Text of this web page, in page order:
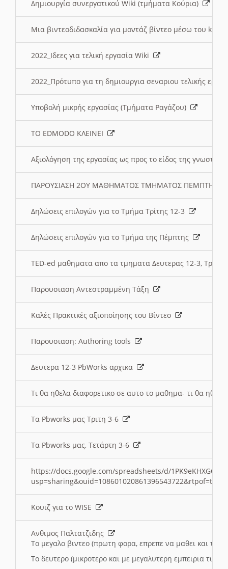
Δημιουργία συνεργατικού Wiki (τμήματα Κούρια)
Μια βιντεοδιδασκαλία για μοντάζ βίντεο μέσω του
2022_Ιδεες για τελική εργασία Wiki
2022_Πρότυπο για τη δημιουργια σεναριου τελικής
Υποβολή μικρής εργασίας (Τμήματα Ραγάζου)
ΤΟ EDMODO ΚΛΕΙΝΕΙ
Αξιολόγηση της εργασίας ως προς το είδος της
ΠΑΡΟΥΣΙΑΣΗ 2ΟΥ ΜΑΘΗΜΑΤΟΣ ΤΜΗΜΑΤΟΣ
Δηλώσεις επιλογών για το Τμήμα Τρίτης 12-3
Δηλώσεις επιλογών για το Τμήμα της Πέμπτης
TED-ed μαθηματα απο τα τμηματα Δευτερας 12-3,
Παρουσιαση Αντεστραμμένη Τάξη
Καλές Πρακτικές αξιοποίησης του Βίντεο
Παρουσιαση: Authoring tools
Δευτερα 12-3 PbWorks αρχικα
Τι θα ηθελα διαφορετικο σε αυτο το μαθημα- τι θα
Τα Pbworks μας Τριτη 3-6
Τα Pbworks μας, Τετάρτη 3-6
https://docs.google.com/spreadsheets/d/
Κουιζ για το WISE
Ανθιμος Παλτατζιδης
Το μεγαλο βιντεο (πρωτη φορα, επρεπε να μαθει και το
Το δευτερο (μικροτερο και με μεγαλυτερη εμπειρια